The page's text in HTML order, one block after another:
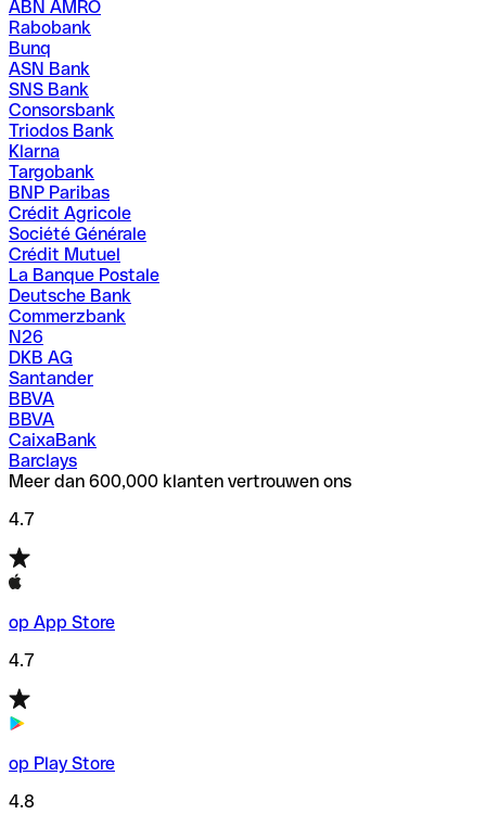
ABN AMRO
Rabobank
Bunq
ASN Bank
SNS Bank
Consorsbank
Triodos Bank
Klarna
Targobank
BNP Paribas
Crédit Agricole
Société Générale
Crédit Mutuel
La Banque Postale
Deutsche Bank
Commerzbank
N26
DKB AG
Santander
BBVA
BBVA
CaixaBank
Barclays
Meer dan 600,000 klanten vertrouwen ons
4.7
op App Store
4.7
op Play Store
4.8